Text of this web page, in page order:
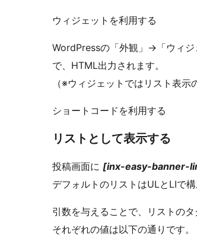
ウィジェットを利用する
WordPressの「外観」->「ウィ
で、HTML出力されます。
（※ウィジェットではリスト表示
ショートコードを利用する
リストとして表示する
投稿画面に [inx-easy-banner-
デフォルトのリストはULとLIで構
引数を与えることで、リストの
それぞれの値は以下の通りです。